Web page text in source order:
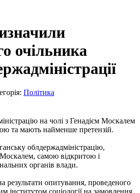
очільника
Політика
на чолі з Генадієм Москалем
та мають найменше претензій.
облдержадміністрацію,
самою відкритою і
органів влади.
результати опитування, проведеного
інститутом соціології на замовлення